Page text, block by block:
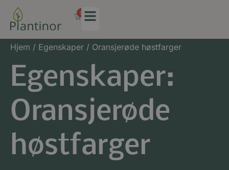
0
Hjem / Egenskaper / Oransjerøde høstfarger
Egenskaper:
Oransjerøde
høstfarger